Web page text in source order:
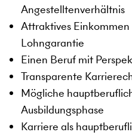
Angestelltenverhältnis
Attraktives
Lohngarantie
Einen Beruf mit
Transparente
Mögliche
Ausbildungsphase
Karriere als